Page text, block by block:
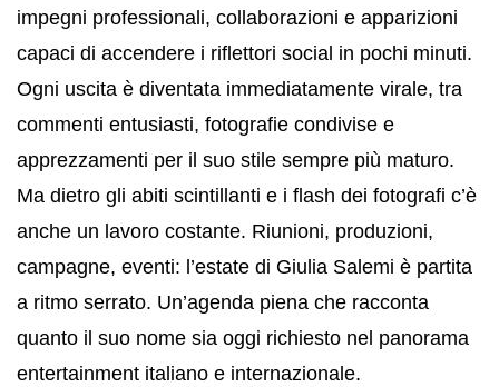
impegni professionali, collaborazioni e apparizioni
capaci di accendere i riflettori social in pochi minuti.
Ogni uscita è diventata immediatamente virale, tra
commenti entusiasti, fotografie condivise e
apprezzamenti per il suo stile sempre più maturo.
Ma dietro gli abiti scintillanti e i flash dei fotografi c’è
anche un lavoro costante. Riunioni, produzioni,
campagne, eventi: l’estate di Giulia Salemi è partita
a ritmo serrato. Un’agenda piena che racconta
quanto il suo nome sia oggi richiesto nel panorama
entertainment italiano e internazionale.